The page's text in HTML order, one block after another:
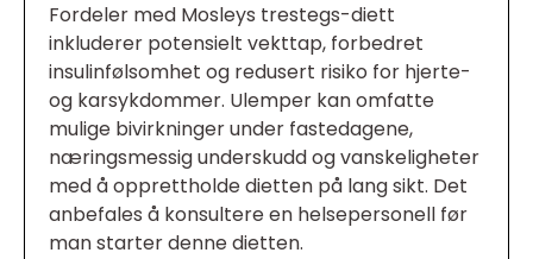
Fordeler med Mosleys trestegs-diett
inkluderer potensielt vekttap, forbedret
insulinfølsomhet og redusert risiko for hjerte-
og karsykdommer. Ulemper kan omfatte
mulige bivirkninger under fastedagene,
næringsmessig underskudd og vanskeligheter
med å opprettholde dietten på lang sikt. Det
anbefales å konsultere en helsepersonell før
man starter denne dietten.